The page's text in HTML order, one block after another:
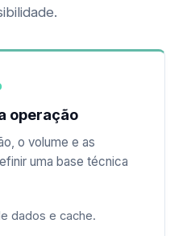
operação
o volume e as
uma base técnica
dados e cache.